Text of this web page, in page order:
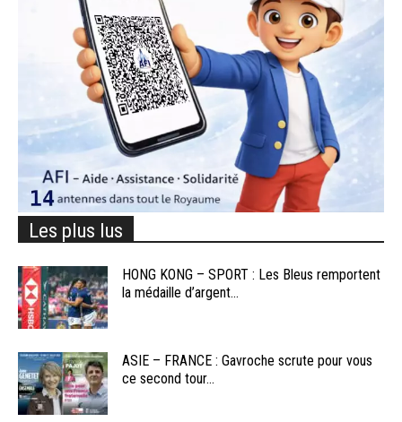
Les plus lus
HONG KONG – SPORT : Les Bleus remportent
la médaille d’argent...
ASIE – FRANCE : Gavroche scrute pour vous
ce second tour...